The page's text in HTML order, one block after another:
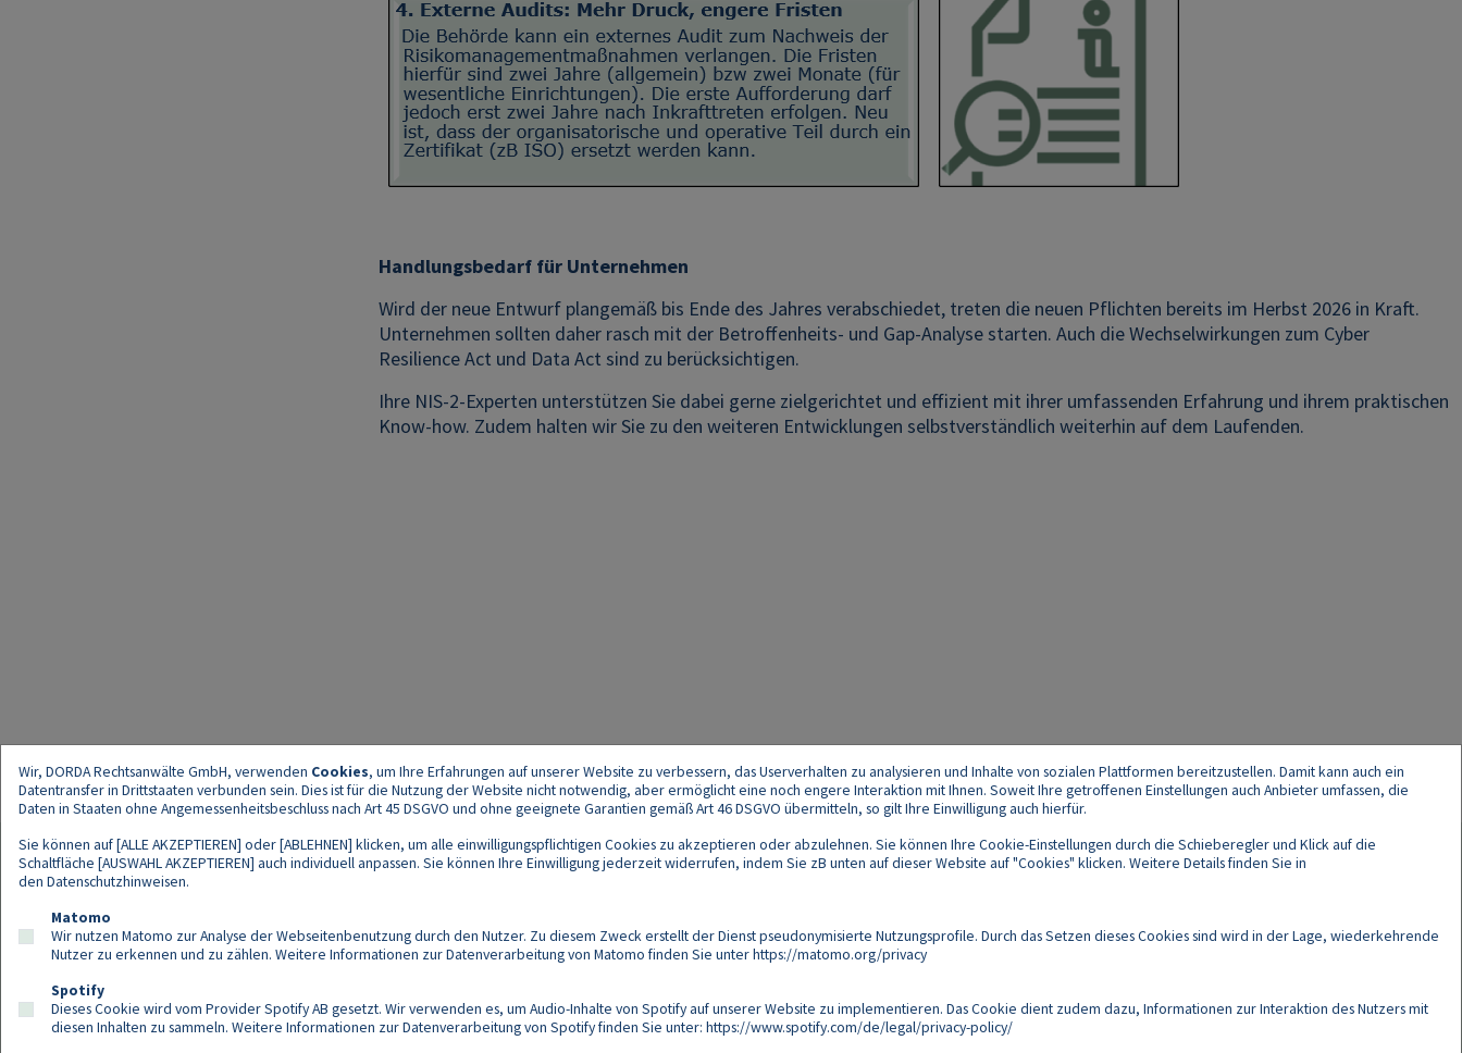
Handlungsbedarf für Unternehmen
Wird der neue Entwurf plangemäß bis Ende des Jahres verabschiedet, treten die neuen Pflichten bereits im Herbst 2026 in Kraft.
Unternehmen sollten daher rasch mit der Betroffenheits- und Gap-Analyse starten. Auch die Wechselwirkungen zum Cyber
Resilience Act und Data Act sind zu berücksichtigen.
Ihre NIS-2-Experten unterstützen Sie dabei gerne zielgerichtet und effizient mit ihrer umfassenden Erfahrung und ihrem praktischen
Know-how. Zudem halten wir Sie zu den weiteren Entwicklungen selbstverständlich weiterhin auf dem Laufenden.
Footer
Wir, DORDA Rechtsanwälte GmbH, verwenden Cookies, um Ihre Erfahrungen auf unserer Website zu verbessern, das Userverhalten zu analysieren und Inhalte von sozialen Plattformen bereitzustellen. Damit kann auch ein
Datentransfer in Drittstaaten verbunden sein. Dies ist für die Nutzung der Website nicht notwendig, aber ermöglicht eine noch engere Interaktion mit Ihnen. Soweit Ihre getroffenen Einstellungen auch Anbieter umfassen, die
Daten in Staaten ohne Angemessenheitsbeschluss nach Art 45 DSGVO und ohne geeignete Garantien gemäß Art 46 DSGVO übermitteln, so gilt Ihre Einwilligung auch hierfür.
Sie können auf [ALLE AKZEPTIEREN] oder [ABLEHNEN] klicken, um alle einwilligungspflichtigen Cookies zu akzeptieren oder abzulehnen. Sie können Ihre Cookie-Einstellungen durch die Schieberegler und Klick auf die
Schaltfläche [AUSWAHL AKZEPTIEREN] auch individuell anpassen. Sie können Ihre Einwilligung jederzeit widerrufen, indem Sie zB unten auf dieser Website auf "Cookies" klicken. Weitere Details finden Sie in
den Datenschutzhinweisen.
Matomo
Wir nutzen Matomo zur Analyse der Webseitenbenutzung durch den Nutzer. Zu diesem Zweck erstellt der Dienst pseudonymisierte Nutzungsprofile. Durch das Setzen dieses Cookies sind wird in der Lage, wiederkehrende
Nutzer zu erkennen und zu zählen. Weitere Informationen zur Datenverarbeitung von Matomo finden Sie unterhttps://matomo.org/privacy
Spotify
Dieses Cookie wird vom Provider Spotify AB gesetzt. Wir verwenden es, um Audio-Inhalte von Spotify auf unserer Website zu implementieren. Das Cookie dient zudem dazu, Informationen zur Interaktion des Nutzers mit
diesen Inhalten zu sammeln. Weitere Informationen zur Datenverarbeitung von Spotify finden Sie unter: https://www.spotify.com/de/legal/privacy-policy/
Follow us on: